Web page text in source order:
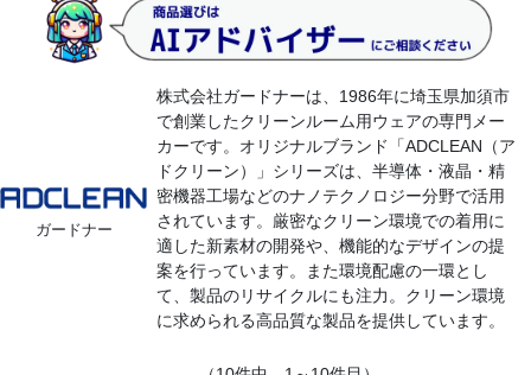
ガードナー
株式会社ガードナーは、1986年に埼玉県加須市
で創業したクリーンルーム用ウェアの専門メー
カーです。オリジナルブランド「ADCLEAN（ア
ドクリーン）」シリーズは、半導体・液晶・精
密機器工場などのナノテクノロジー分野で活用
されています。厳密なクリーン環境での着用に
適した新素材の開発や、機能的なデザインの提
案を行っています。また環境配慮の一環とし
て、製品のリサイクルにも注力。クリーン環境
に求められる高品質な製品を提供しています。